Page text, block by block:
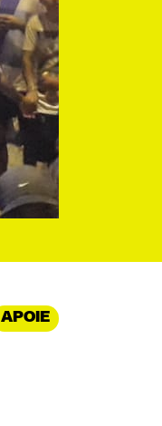
APOIE